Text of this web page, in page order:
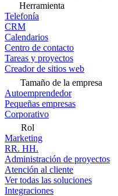
Herramienta
Telefonía
CRM
Calendarios
Centro de contacto
Tareas y proyectos
Creador de sitios web
Tamaño de la empresa
Autoemprendedor
Pequeñas empresas
Corporativo
Rol
Marketing
RR. HH.
Administración de proyectos
Atención al cliente
Ver todas las soluciones
Integraciones